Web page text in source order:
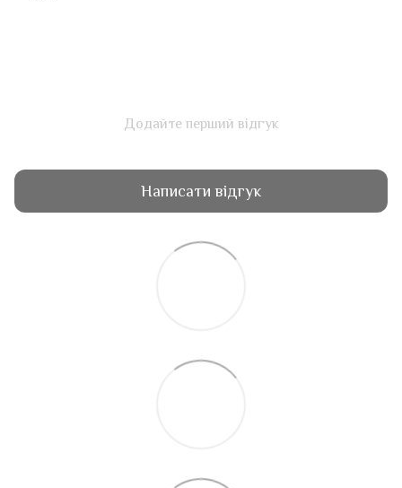
Додайте перший відгук
Написати відгук